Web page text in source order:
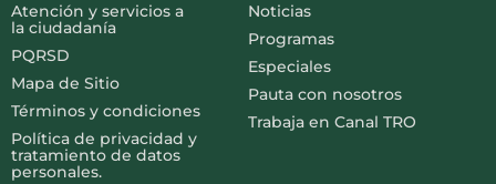
Atención y servicios a
la ciudadanía
PQRSD
Mapa de Sitio
Términos y condiciones
Política de privacidad y
tratamiento de datos
personales.
Noticias
Programas
Especiales
Pauta con nosotros
Trabaja en Canal TRO